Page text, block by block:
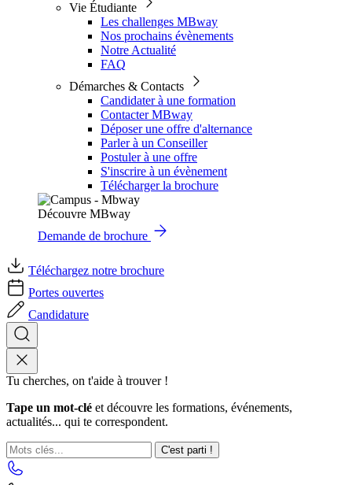
Vie Étudiante
Les challenges MBway
Nos prochains évènements
Notre Actualité
FAQ
Démarches & Contacts
Candidater à une formation
Contacter MBway
Déposer une offre d'alternance
Parler à un Conseiller
Postuler à une offre
S'inscrire à un évènement
Télécharger la brochure
Découvre MBway
Demande de brochure
Téléchargez notre brochure
Portes ouvertes
Candidature
Tu cherches, on t'aide à trouver !
Tape un mot-clé et découvre les formations, événements,
actualités... qui te correspondent.
C'est parti !